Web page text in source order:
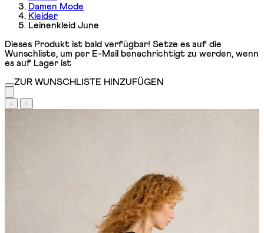
Damen Mode
Kleider
Leinenkleid June
Dieses Produkt ist bald verfügbar! Setze es auf die
Wunschliste, um per E-Mail benachrichtigt zu werden, wenn
es auf Lager ist
ZUR WUNSCHLISTE HINZUFÜGEN